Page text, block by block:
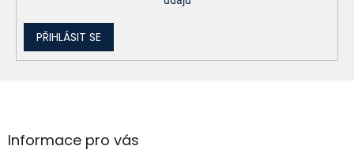
PŘIHLÁSIT SE
aInformace pro vás